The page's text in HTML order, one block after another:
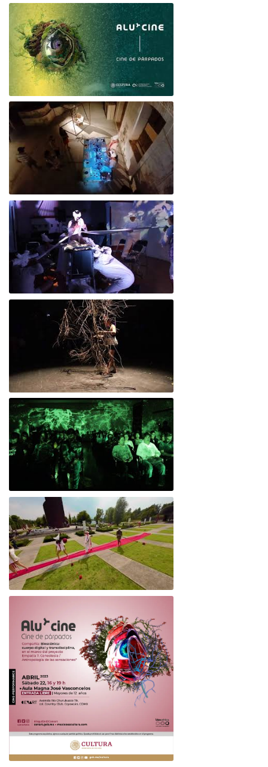
Alu*Cine o Cine de Párpados
Alu*Cine teaser 2024
Performance Evocaciones de Bacalú
Memoria Colectiva - Teaser
Empatía 7 Cenestesia
Alu*Cine/ Cine de párpados - Museo
Nacional de las Culturas del Mundo
ORIGÉNESIS- Museo Chinampaxóchitl